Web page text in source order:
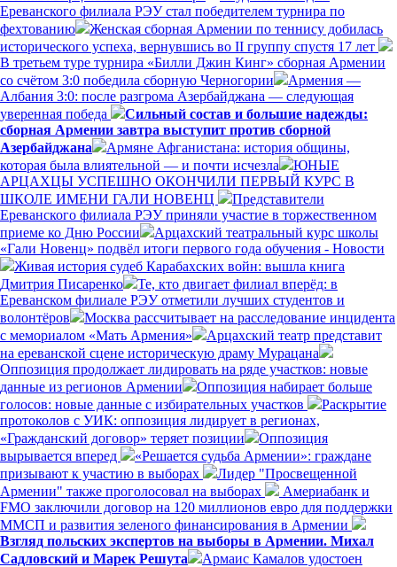
Ереванского филиала РЭУ стал победителем турнира по
фехтованию
Женская сборная Армении по теннису добилась
исторического успеха, вернувшись во II группу спустя 17 лет
В третьем туре турнира «Билли Джин Кинг» сборная Армении
со счётом 3:0 победила сборную Черногории
Армения —
Албания 3:0: после разгрома Азербайджана — следующая
уверенная победа
Сильный состав и большие надежды:
сборная Армении завтра выступит против сборной
Азербайджана
Армяне Афганистана: история общины,
которая была влиятельной — и почти исчезла
ЮНЫЕ
АРЦАХЦЫ УСПЕШНО ОКОНЧИЛИ ПЕРВЫЙ КУРС В
ШКОЛЕ ИМЕНИ ГАЛИ НОВЕНЦ
Представители
Ереванского филиала РЭУ приняли участие в торжественном
приеме ко Дню России
Арцахский театральный курс школы
«Гали Новенц» подвёл итоги первого года обучения - Новости
Живая история судеб Карабахских войн: вышла книга
Дмитрия Писаренко
Те, кто двигает филиал вперёд: в
Ереванском филиале РЭУ отметили лучших студентов и
волонтёров
Москва рассчитывает на расследование инцидента
с мемориалом «Мать Армения»
Арцахский театр представит
на ереванской сцене историческую драму Мурацана
Оппозиция продолжает лидировать на ряде участков: новые
данные из регионов Армении
Оппозиция набирает больше
голосов: новые данные с избирательных участков
Раскрытие
протоколов с УИК: оппозиция лидирует в регионах,
«Гражданский договор» теряет позиции
Оппозиция
вырывается вперед
«Решается судьба Армении»: граждане
призывают к участию в выборах
Лидер "Просвещенной
Армении" также проголосовал на выборах
Америабанк и
FMO заключили договор на 120 миллионов евро для поддержки
ММСП и развития зеленого финансирования в Армении
Взгляд польских экспертов на выборы в Армении. Михал
Садловский и Марек Решута
Армаис Камалов удостоен